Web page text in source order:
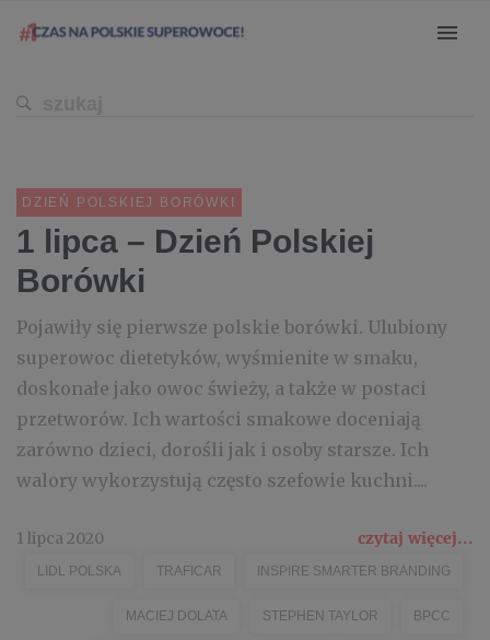
DZIEŃ POLSKIEJ BORÓWKI
1 lipca – Dzień Polskiej
Borówki
Pojawiły się pierwsze polskie borówki. Ulubiony
superowoc dietetyków, wyśmienite w smaku,
doskonałe jako owoc świeży, a także w postaci
przetworów. Ich wartości smakowe doceniają
zarówno dzieci, dorośli jak i osoby starsze. Ich
walory wykorzystują często szefowie kuchni....
1 lipca 2020 czytaj więcej...
LIDL POLSKA TRAFICAR INSPIRE SMARTER BRANDING
MACIEJ DOLATA STEPHEN TAYLOR BPCC